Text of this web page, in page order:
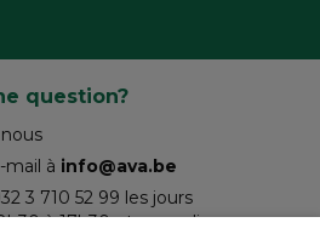
question?
mail à info@ava.be
3 710 52 99 les jours
à 17h30 et samedi